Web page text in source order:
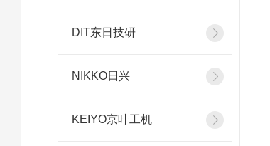
DIT东日技研
NIKKO日兴
KEIYO京叶工机